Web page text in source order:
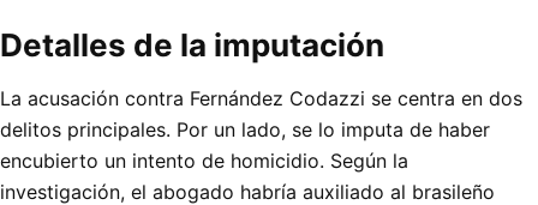
Detalles de la imputación
La acusación contra Fernández Codazzi se centra en dos
delitos principales. Por un lado, se lo imputa de haber
encubierto un intento de homicidio. Según la
investigación, el abogado habría auxiliado al brasileño